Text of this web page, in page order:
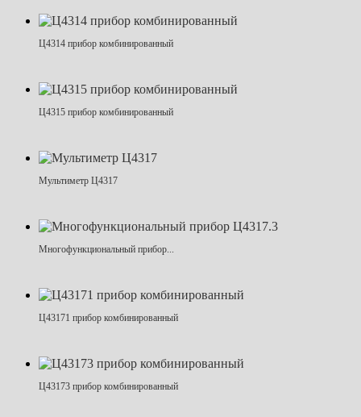
Ц4314 прибор комбинированный
Ц4315 прибор комбинированный
Мультиметр Ц4317
Многофункциональный прибор...
Ц43171 прибор комбинированный
Ц43173 прибор комбинированный